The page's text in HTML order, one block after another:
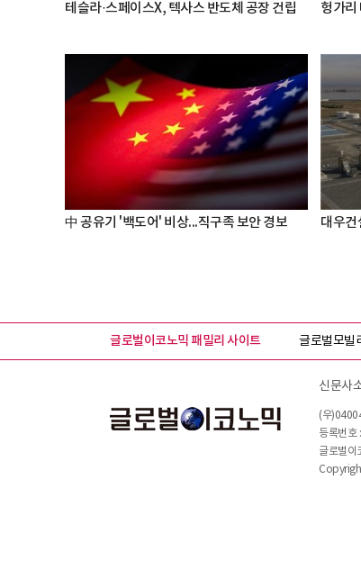
테슬라·스페이스X, 텍사스 반도체 공장 건립 헝가리
中 공유기 '백도어' 비상...직구족 보안 경보 대우건
글로벌이코노믹 패밀리 사이트 글로벌모빌
신문사
(우
등록번호
글로벌이